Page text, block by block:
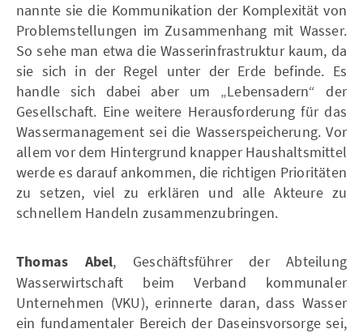
nannte sie die Kommunikation der Komplexität von
Problemstellungen im Zusammenhang mit Wasser.
So sehe man etwa die Wasserinfrastruktur kaum, da
sie sich in der Regel unter der Erde befinde. Es
handle sich dabei aber um „Lebensadern“ der
Gesellschaft. Eine weitere Herausforderung für das
Wassermanagement sei die Wasserspeicherung. Vor
allem vor dem Hintergrund knapper Haushaltsmittel
werde es darauf ankommen, die richtigen Prioritäten
zu setzen, viel zu erklären und alle Akteure zu
schnellem Handeln zusammenzubringen.
Thomas Abel, Geschäftsführer der Abteilung
Wasserwirtschaft beim Verband kommunaler
Unternehmen (VKU), erinnerte daran, dass Wasser
ein fundamentaler Bereich der Daseinsvorsorge sei,